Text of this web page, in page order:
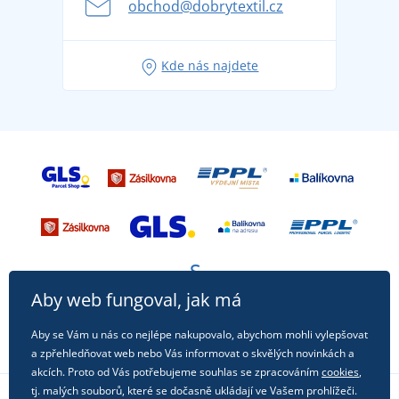
Tipy na svěží outfity pro pohodové léto
obchod@dobrytextil.cz
Kde nás najdete
Aby web fungoval, jak má
Aby se Vám u nás co nejlépe nakupovalo, abychom mohli vylepšovat
a zpřehledňovat web nebo Vás informovat o skvělých novinkách a
akcích. Proto od Vás potřebujeme souhlas se zpracovánímcookies,
tj. malých souborů, které se dočasně ukládají ve Vašem prohlížeči.